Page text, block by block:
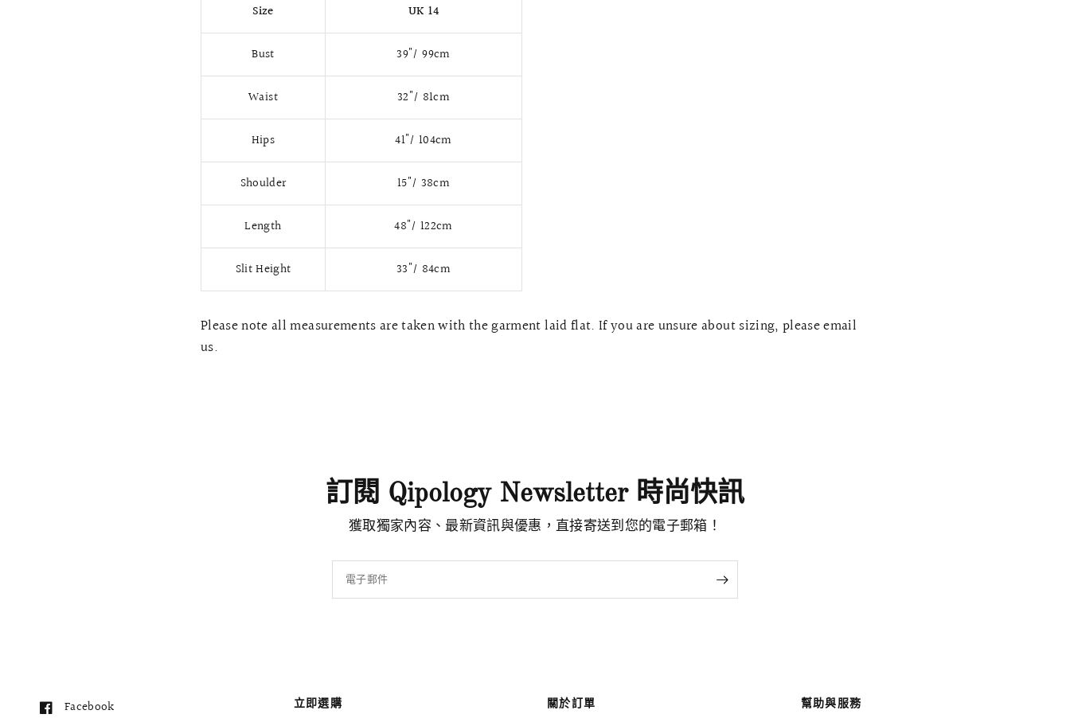
Size UK 14
Bust 39"/ 99cm
Waist 32"/ 81cm
Hips 41"/ 104cm
Shoulder 15"/ 38cm
Length 48"/ 122cm
Slit Height 33"/ 84cm
Please note all measurements are taken with the garment laid flat. If you are unsure about sizing, please email
us.
訂閱 Qipology Newsletter 時尚快訊
獲取獨家內容、最新資訊與優惠，直接寄送到您的電子郵箱！
電子郵件
Facebook 立即選購 關於訂單 幫助與服務